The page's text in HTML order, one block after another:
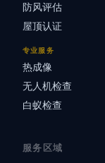
防风评估
屋顶认证
专业服务
热成像
无人机检查
白蚁检查
服务区域